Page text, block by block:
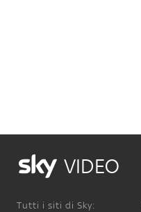
VIDEO
Tutti i siti di Sky: